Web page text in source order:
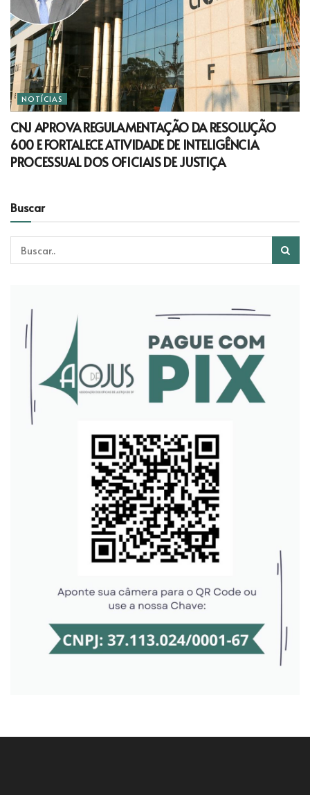
NOTÍCIAS
CNJ APROVA REGULAMENTAÇÃO DA RESOLUÇÃO
600 E FORTALECE ATIVIDADE DE INTELIGÊNCIA
PROCESSUAL DOS OFICIAIS DE JUSTIÇA
Buscar